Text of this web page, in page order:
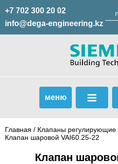
+7 702 300 20 02
info@dega-engineering.kz
меню
Главная / Клапаны регулирующие
Клапан шаровой VAI60.25-22
Клапан